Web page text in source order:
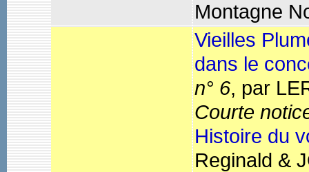
Montagne
Vieilles
dans le
n° 6, par
Courte
Histoire du
Reginald &